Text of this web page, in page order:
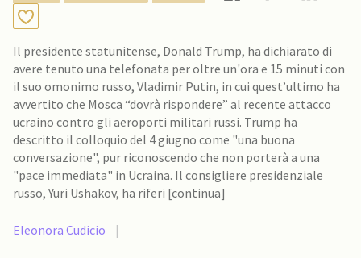
Il presidente statunitense, Donald Trump, ha dichiarato di
avere tenuto una telefonata per oltre un'ora e 15 minuti con
il suo omonimo russo, Vladimir Putin, in cui quest’ultimo ha
avvertito che Mosca “dovrà rispondere” al recente attacco
ucraino contro gli aeroporti militari russi. Trump ha
descritto il colloquio del 4 giugno come "una buona
conversazione", pur riconoscendo che non porterà a una
"pace immediata" in Ucraina. Il consigliere presidenziale
russo, Yuri Ushakov, ha riferi [continua]
Eleonora Cudicio |